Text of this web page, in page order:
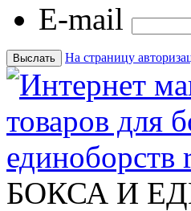
E-mail
На страницу
БОКСА И